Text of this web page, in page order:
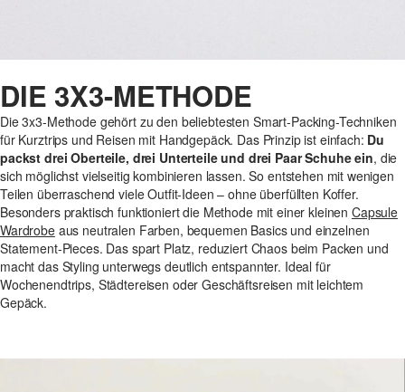
DIE 3X3-METHODE
Die 3x3-Methode gehört zu den beliebtesten Smart-Packing-Techniken
für Kurztrips und Reisen mit Handgepäck. Das Prinzip ist einfach: Du
packst drei Oberteile, drei Unterteile und drei Paar Schuhe ein, die
sich möglichst vielseitig kombinieren lassen. So entstehen mit wenigen
Teilen überraschend viele Outfit-Ideen – ohne überfüllten Koffer.
Besonders praktisch funktioniert die Methode mit einer kleinen Capsule
Wardrobeaus neutralen Farben, bequemen Basics und einzelnen
Statement-Pieces. Das spart Platz, reduziert Chaos beim Packen und
macht das Styling unterwegs deutlich entspannter. Ideal für
Wochenendtrips, Städtereisen oder Geschäftsreisen mit leichtem
Gepäck.